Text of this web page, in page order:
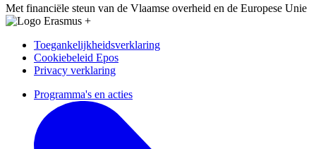
Met financiële steun van de Vlaamse overheid en de Europese Unie
Toegankelijkheidsverklaring
Cookiebeleid Epos
Privacy verklaring
Programma's en acties